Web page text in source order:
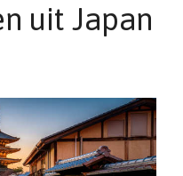
uit Japan